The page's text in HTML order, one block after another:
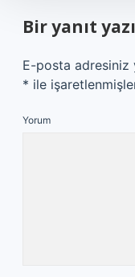
Bir yanıt
E-posta adresiniz
* ile
Yorum